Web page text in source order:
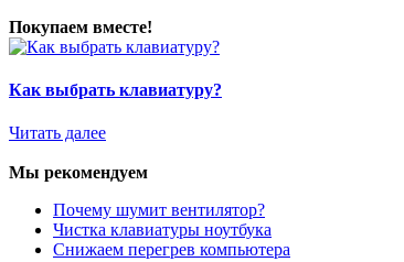
Покупаем вместе!
Как выбрать клавиатуру?
Читать далее
Мы рекомендуем
Почему шумит вентилятор?
Чистка клавиатуры ноутбука
Снижаем перегрев компьютера